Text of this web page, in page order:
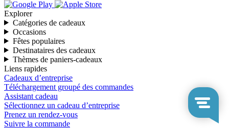
Explorer
Catégories de cadeaux
Occasions
Fêtes populaires
Destinataires des cadeaux
Thèmes de paniers-cadeaux
Liens rapides
Cadeaux d’entreprise
Téléchargement groupé des commandes
Assistant cadeau
Sélectionnez un cadeau d’entreprise
Prenez un rendez-vous
Suivre la commande